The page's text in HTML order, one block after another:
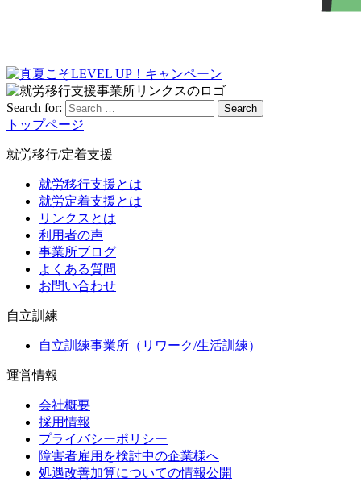
Search for: Search
トップページ
就労移行/定着支援
就労移行支援とは
就労定着支援とは
リンクスとは
利用者の声
事業所ブログ
よくある質問
お問い合わせ
自立訓練
自立訓練事業所（リワーク/生活訓練）
運営情報
会社概要
採用情報
プライバシーポリシー
障害者雇用を検討中の企業様へ
処遇改善加算についての情報公開